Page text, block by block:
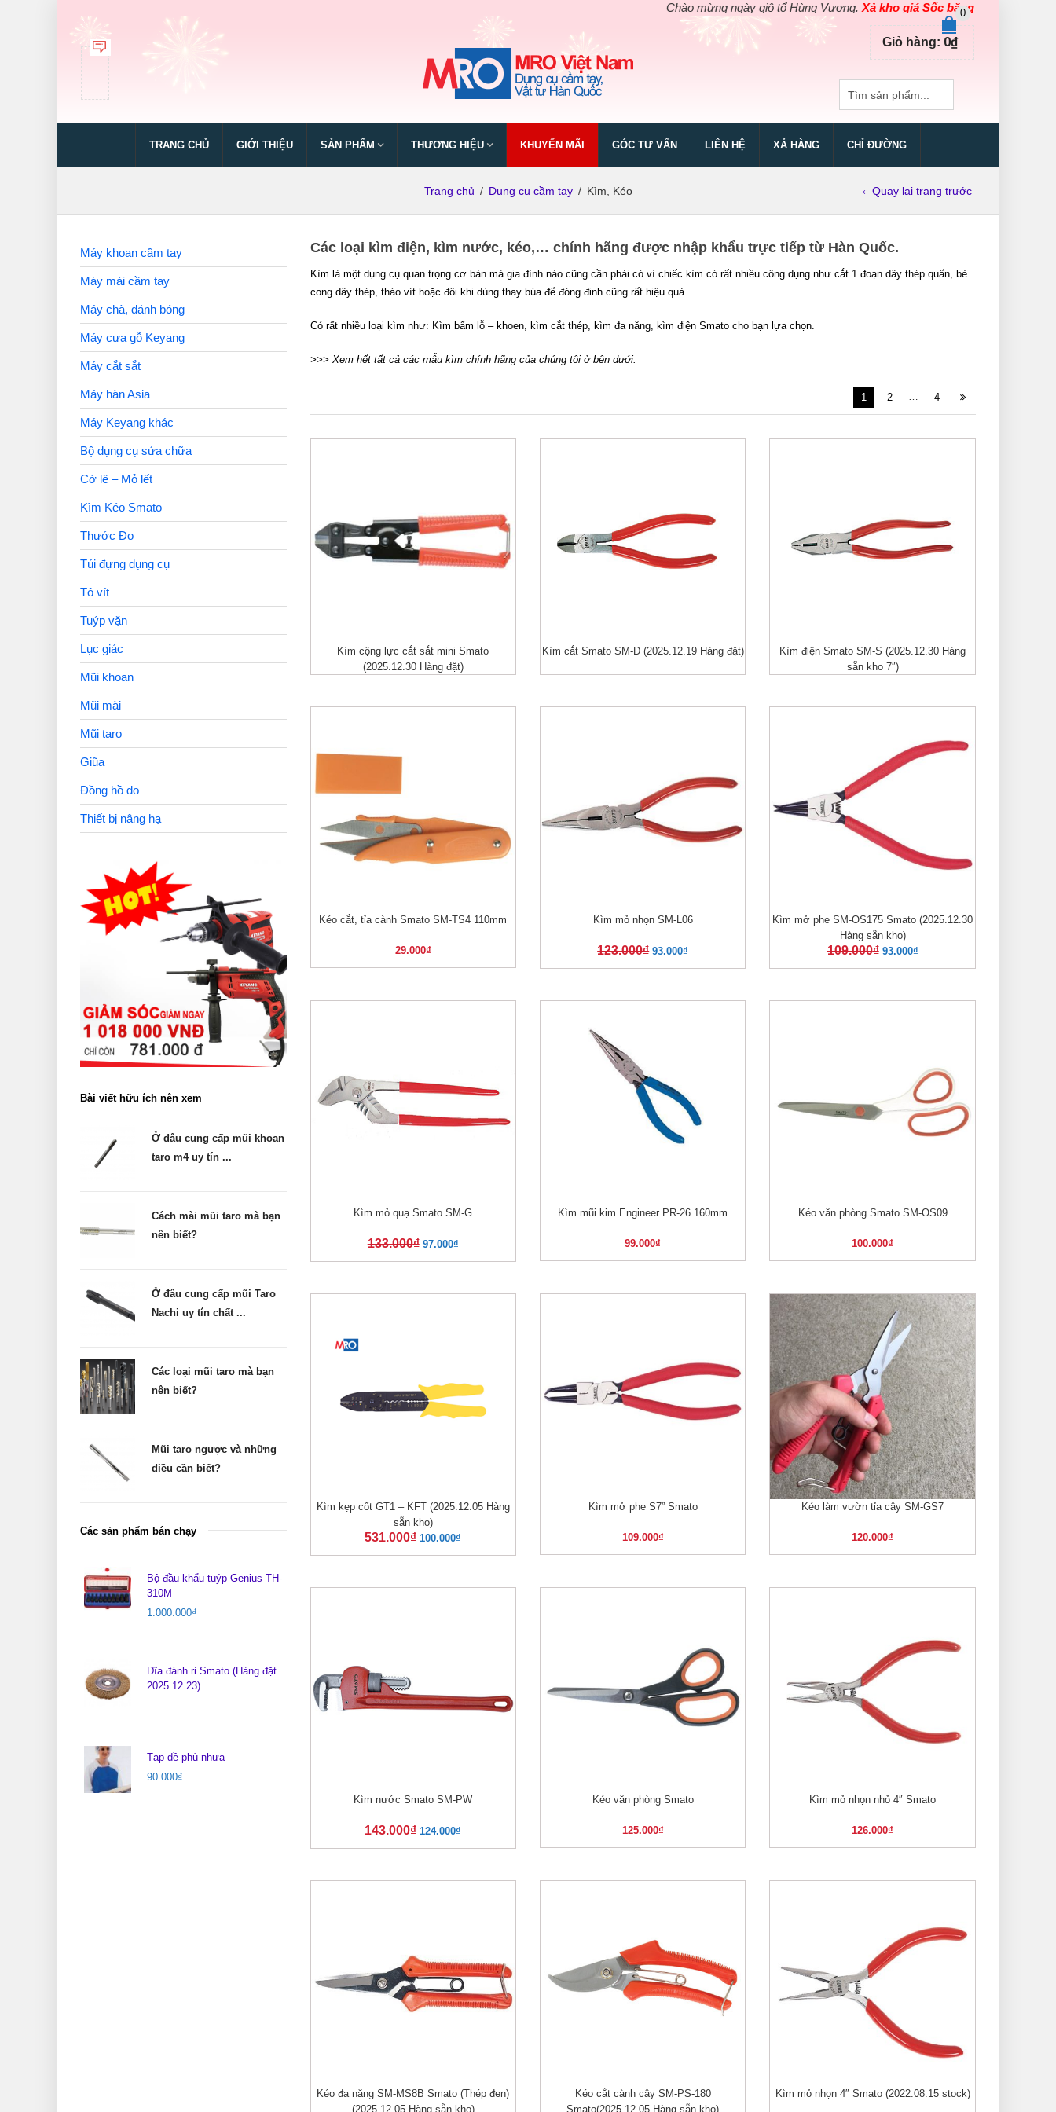
Chào mừng ngày giỗ tổ Hùng Vương.Xả kho giá Sốc bằng giá Gốccho các sản
0
Giỏ hàng: 0₫
TRANG CHỦ GIỚI THIỆU SẢN PHẨM THƯƠNG HIỆU KHUYẾN MÃI GÓC TƯ VẤN LIÊN HỆ XẢ HÀNG CHỈ ĐƯỜNG
Trang chủ / Dụng cụ cầm tay / Kìm, Kéo Quay lại trang trước
Các loại kìm điện, kìm nước, kéo,… chính hãng được nhập khẩu trực tiếp từ Hàn Quốc.
Kìm là một dụng cụ quan trọng cơ bản mà gia đình nào cũng cần phải có vì chiếc kìm có rất nhiều công dụng như cắt 1 đoạn dây thép quấn, bẻ
cong dây thép, tháo vít hoặc đôi khi dùng thay búa để đóng đinh cũng rất hiệu quả.
Có rất nhiều loại kìm như: Kìm bấm lỗ – khoen, kìm cắt thép, kìm đa năng, kìm điện Smato cho bạn lựa chọn.
>>> Xem hết tất cả các mẫu kìm chính hãng của chúng tôi ở bên dưới:
1 2 … 4
XEM NHANH
Kìm cộng lực cắt sắt mini Smato
(2025.12.30 Hàng đặt)
XEM NHANH
Kìm cắt Smato SM-D (2025.12.19 Hàng đặt)
XEM NHANH
Kìm điện Smato SM-S (2025.12.30 Hàng
sẵn kho 7″)
XEM NHANH
Kéo cắt, tỉa cành Smato SM-TS4 110mm
29.000₫
XEM NHANH
Kìm mỏ nhọn SM-L06
123.000₫ 93.000₫
XEM NHANH
Kìm mở phe SM-OS175 Smato (2025.12.30
Hàng sẵn kho)
109.000₫ 93.000₫
XEM NHANH
Kìm mỏ quạ Smato SM-G
133.000₫ 97.000₫
XEM NHANH
Kìm mũi kim Engineer PR-26 160mm
99.000₫
XEM NHANH
Kéo văn phòng Smato SM-OS09
100.000₫
XEM NHANH
Kìm kẹp cốt GT1 – KFT (2025.12.05 Hàng
sẵn kho)
531.000₫ 100.000₫
XEM NHANH
Kìm mở phe S7” Smato
109.000₫
XEM NHANH
Kéo làm vườn tỉa cây SM-GS7
120.000₫
XEM NHANH
Kìm nước Smato SM-PW
143.000₫ 124.000₫
XEM NHANH
Kéo văn phòng Smato
125.000₫
XEM NHANH
Kìm mỏ nhọn nhỏ 4″ Smato
126.000₫
XEM NHANH
Kéo đa năng SM-MS8B Smato (Thép đen)
(2025.12.05 Hàng sẵn kho)
XEM NHANH
Kéo cắt cành cây SM-PS-180
Smato(2025.12.05 Hàng sẵn kho)
XEM NHANH
Kìm mỏ nhọn 4″ Smato (2022.08.15 stock)
Máy khoan cầm tay
Máy mài cầm tay
Máy chà, đánh bóng
Máy cưa gỗ Keyang
Máy cắt sắt
Máy hàn Asia
Máy Keyang khác
Bộ dụng cụ sửa chữa
Cờ lê – Mỏ lết
Kìm Kéo Smato
Thước Đo
Túi đựng dụng cụ
Tô vít
Tuýp vặn
Lục giác
Mũi khoan
Mũi mài
Mũi taro
Giũa
Đồng hồ đo
Thiết bị nâng hạ
Bài viết hữu ích nên xem
Ở đâu cung cấp mũi khoan
taro m4 uy tín ...
Cách mài mũi taro mà bạn
nên biết?
Ở đâu cung cấp mũi Taro
Nachi uy tín chất ...
Các loại mũi taro mà bạn
nên biết?
Mũi taro ngược và những
điều cần biết?
Các sản phẩm bán chạy
Bộ đầu khẩu tuýp Genius TH-
310M
1.000.000₫
Đĩa đánh rỉ Smato (Hàng đặt
2025.12.23)
Tạp dề phủ nhựa
90.000₫